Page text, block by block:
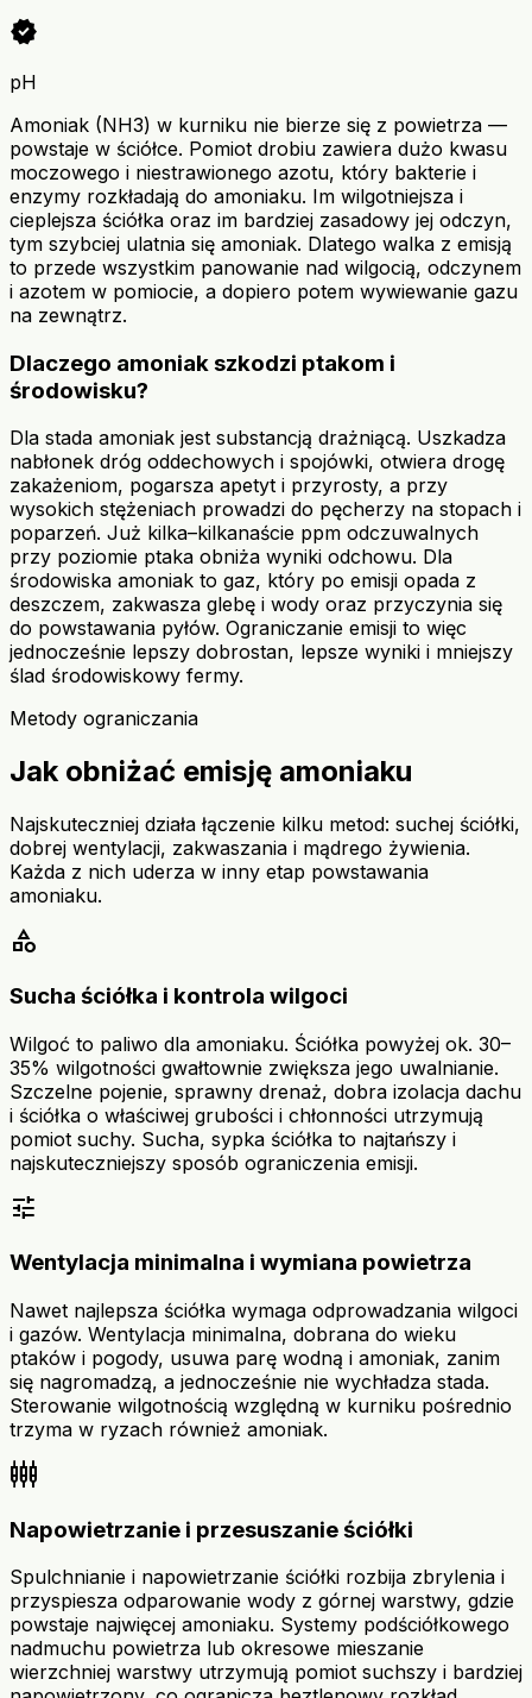
verified
pH
Amoniak (NH3) w kurniku nie bierze się z powietrza —
powstaje w ściółce. Pomiot drobiu zawiera dużo kwasu
moczowego i niestrawionego azotu, który bakterie i
enzymy rozkładają do amoniaku. Im wilgotniejsza i
cieplejsza ściółka oraz im bardziej zasadowy jej odczyn,
tym szybciej ulatnia się amoniak. Dlatego walka z emisją
to przede wszystkim panowanie nad wilgocią, odczynem
i azotem w pomiocie, a dopiero potem wywiewanie gazu
na zewnątrz.
Dlaczego amoniak szkodzi ptakom i
środowisku?
Dla stada amoniak jest substancją drażniącą. Uszkadza
nabłonek dróg oddechowych i spojówki, otwiera drogę
zakażeniom, pogarsza apetyt i przyrosty, a przy
wysokich stężeniach prowadzi do pęcherzy na stopach i
poparzeń. Już kilka–kilkanaście ppm odczuwalnych
przy poziomie ptaka obniża wyniki odchowu. Dla
środowiska amoniak to gaz, który po emisji opada z
deszczem, zakwasza glebę i wody oraz przyczynia się
do powstawania pyłów. Ograniczanie emisji to więc
jednocześnie lepszy dobrostan, lepsze wyniki i mniejszy
ślad środowiskowy fermy.
Metody ograniczania
Jak obniżać emisję amoniaku
Najskuteczniej działa łączenie kilku metod: suchej ściółki,
dobrej wentylacji, zakwaszania i mądrego żywienia.
Każda z nich uderza w inny etap powstawania
amoniaku.
category
Sucha ściółka i kontrola wilgoci
Wilgoć to paliwo dla amoniaku. Ściółka powyżej ok. 30–
35% wilgotności gwałtownie zwiększa jego uwalnianie.
Szczelne pojenie, sprawny drenaż, dobra izolacja dachu
i ściółka o właściwej grubości i chłonności utrzymują
pomiot suchy. Sucha, sypka ściółka to najtańszy i
najskuteczniejszy sposób ograniczenia emisji.
tune
Wentylacja minimalna i wymiana powietrza
Nawet najlepsza ściółka wymaga odprowadzania wilgoci
i gazów. Wentylacja minimalna, dobrana do wieku
ptaków i pogody, usuwa parę wodną i amoniak, zanim
się nagromadzą, a jednocześnie nie wychładza stada.
Sterowanie wilgotnością względną w kurniku pośrednio
trzyma w ryzach również amoniak.
settings_input_component
Napowietrzanie i przesuszanie ściółki
Spulchnianie i napowietrzanie ściółki rozbija zbrylenia i
przyspiesza odparowanie wody z górnej warstwy, gdzie
powstaje najwięcej amoniaku. Systemy podściółkowego
nadmuchu powietrza lub okresowe mieszanie
wierzchniej warstwy utrzymują pomiot suchszy i bardziej